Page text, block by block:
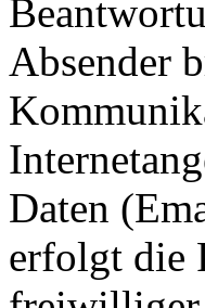
Absender
Daten
erfolgt die